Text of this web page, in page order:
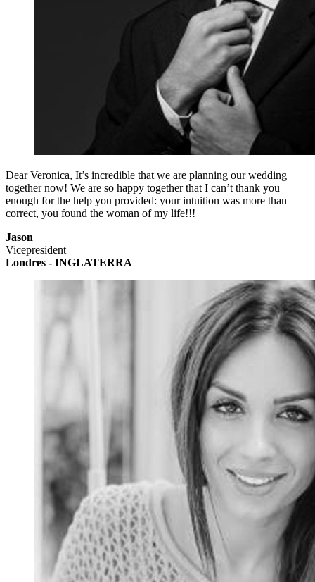
Dear Veronica, It’s incredible that we are planning our wedding
together now! We are so happy together that I can’t thank you
enough for the help you provided: your intuition was more than
correct, you found the woman of my life!!!
Jason
Vicepresident
Londres - INGLATERRA